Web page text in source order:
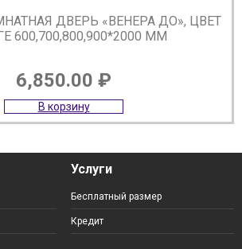
ДВЕРЬ «ВЕНЕРА ДО», ЦВЕТ
600,700,800,900*2000 ММ
6,850.00 ₽
В корзину
Услуги
Бесплатный размер
Кредит